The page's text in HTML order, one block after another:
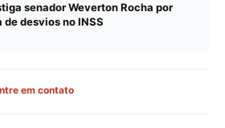
senador Weverton Rocha por
de desvios no INSS
em contato